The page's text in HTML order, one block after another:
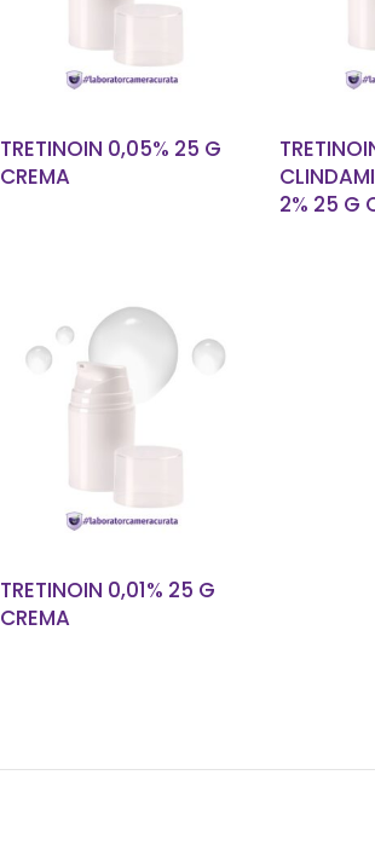
TRETINOIN 0,05% 25 G
CREMA
2% 25 G
TRETINOIN 0,01% 25 G
CREMA